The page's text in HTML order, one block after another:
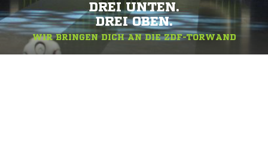
DREI UNTEN.
DREI OBEN.
WIR BRINGEN DICH AN DIE ZDF-TORWAND